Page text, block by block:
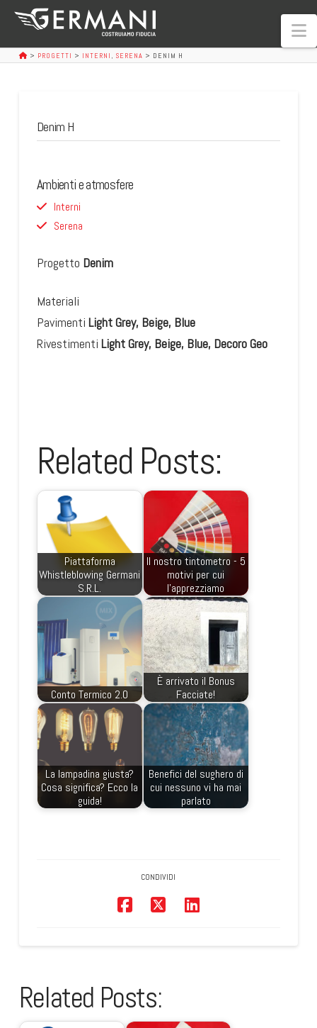
> PROGETTI > INTERNI , SERENA > DENIM H
Denim H
Ambienti e atmosfere
Interni
Serena
Progetto Denim
Materiali
Pavimenti Light Grey, Beige, Blue
Rivestimenti Light Grey, Beige, Blue, Decoro Geo
Related Posts:
Piattaforma
Whistleblowing Germani
S.R.L.
Il nostro tintometro - 5
motivi per cui
l'apprezziamo
Conto Termico 2.0
È arrivato il Bonus
Facciate!
La lampadina giusta?
Cosa significa? Ecco la
guida!
Benefici del sughero di
cui nessuno vi ha mai
parlato
CONDIVIDI
Related Posts: